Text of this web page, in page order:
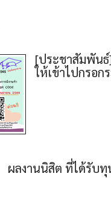
[ประชาสัมพัน
ให้เข้าไปกรอ
ผลงานนิสิต ที่ได้รับทุ